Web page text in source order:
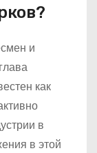
и
как
в
в этой